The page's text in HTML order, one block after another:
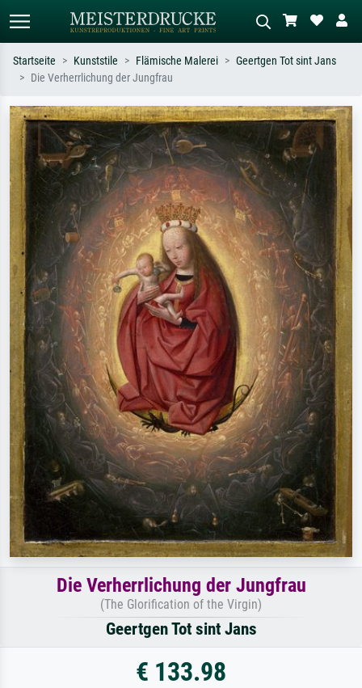
Suchen Sie nach Künstlern, Werktiteln
oder Stilen – z.B. Monet,
Sternennacht, Impressionismus, Welle
Hokusai, Akt.
Beschreiben Sie die Szene – z.B. Grüne
Wiese, Abstrakt mit viel Rot, Dunkles
Ölgemälde, Stehender Akt neben einem
Baum.
Startseite Kunststile Flämische Malerei
Geertgen Tot sint Jans
Die Verherrlichung der Jungfrau
Die Verherrlichung der Jungfrau
(The Glorification of the Virgin)
Geertgen Tot sint Jans
€ 133.98